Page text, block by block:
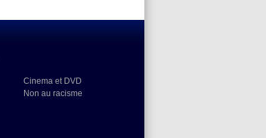
Cinema et DVD
Non au racisme